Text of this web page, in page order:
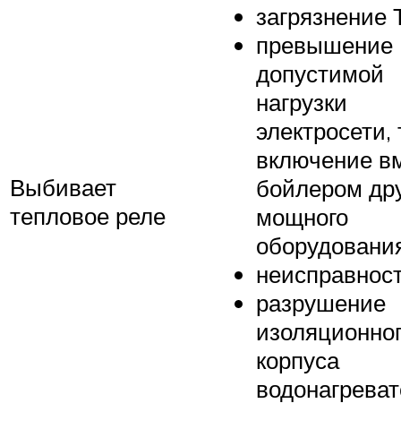
Выбивает
тепловое реле
превышение
допустимой
нагрузки
электросети,
включение
бойлером
мощного
разрушение
корпуса